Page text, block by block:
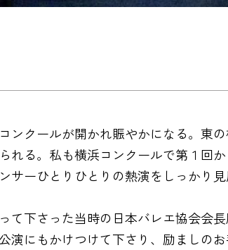
クールが開かれ賑やかになる。東
る。私も横浜コンクールで第１回
ーひとりひとりの熱演をしっかり
下さった当時の日本バレエ協会会
演にもかけつけて下さり、励ましの